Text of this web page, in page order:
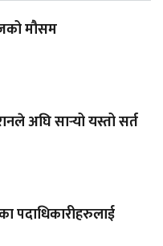
मौसम
अघि सार्‍यो यस्तो सर्त
पदाधिकारीहरुलाई